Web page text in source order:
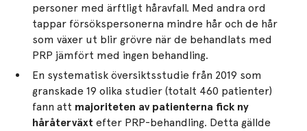
personer med ärftligt håravfall. Med andra ord
tappar försökspersonerna mindre hår och de hår
som växer ut blir grövre när de behandlats med
PRP jämfört med ingen behandling.
En systematisk översiktsstudie från 2019 som
granskade 19 olika studier (totalt 460 patienter)
fann att majoriteten av patienterna fick ny
håråterväxt efter PRP-behandling. Detta gällde